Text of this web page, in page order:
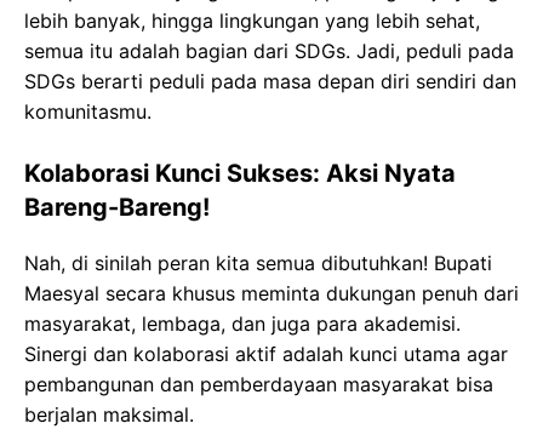
lebih banyak, hingga lingkungan yang lebih sehat,
semua itu adalah bagian dari SDGs. Jadi, peduli pada
SDGs berarti peduli pada masa depan diri sendiri dan
komunitasmu.
Kolaborasi Kunci Sukses: Aksi Nyata
Bareng-Bareng!
Nah, di sinilah peran kita semua dibutuhkan! Bupati
Maesyal secara khusus meminta dukungan penuh dari
masyarakat, lembaga, dan juga para akademisi.
Sinergi dan kolaborasi aktif adalah kunci utama agar
pembangunan dan pemberdayaan masyarakat bisa
berjalan maksimal.